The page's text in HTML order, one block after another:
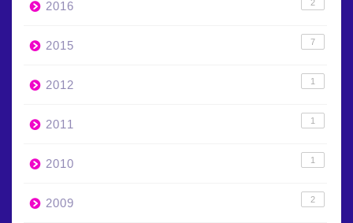
2016 2
2015 7
2012 1
2011 1
2010 1
2009 2